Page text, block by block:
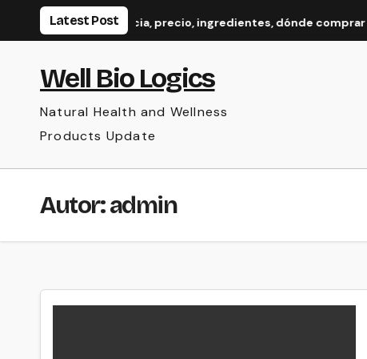
Latest Post
Azucoff – Experiencia, precio, ingredientes, dónde comprar
Well Bio Logics
Natural Health and Wellness
Products Update
Autor:admin